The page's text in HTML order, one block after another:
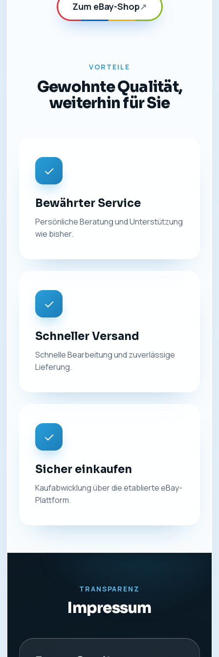
Zum eBay-Shop↗
VORTEILE
Gewohnte Qualität,
weiterhin für Sie
✓
Bewährter Service
Persönliche Beratung und Unterstützung
wie bisher.
✓
Schneller Versand
Schnelle Bearbeitung und zuverlässige
Lieferung.
✓
Sicher einkaufen
Kaufabwicklung über die etablierte eBay-
Plattform.
TRANSPARENZ
Impressum